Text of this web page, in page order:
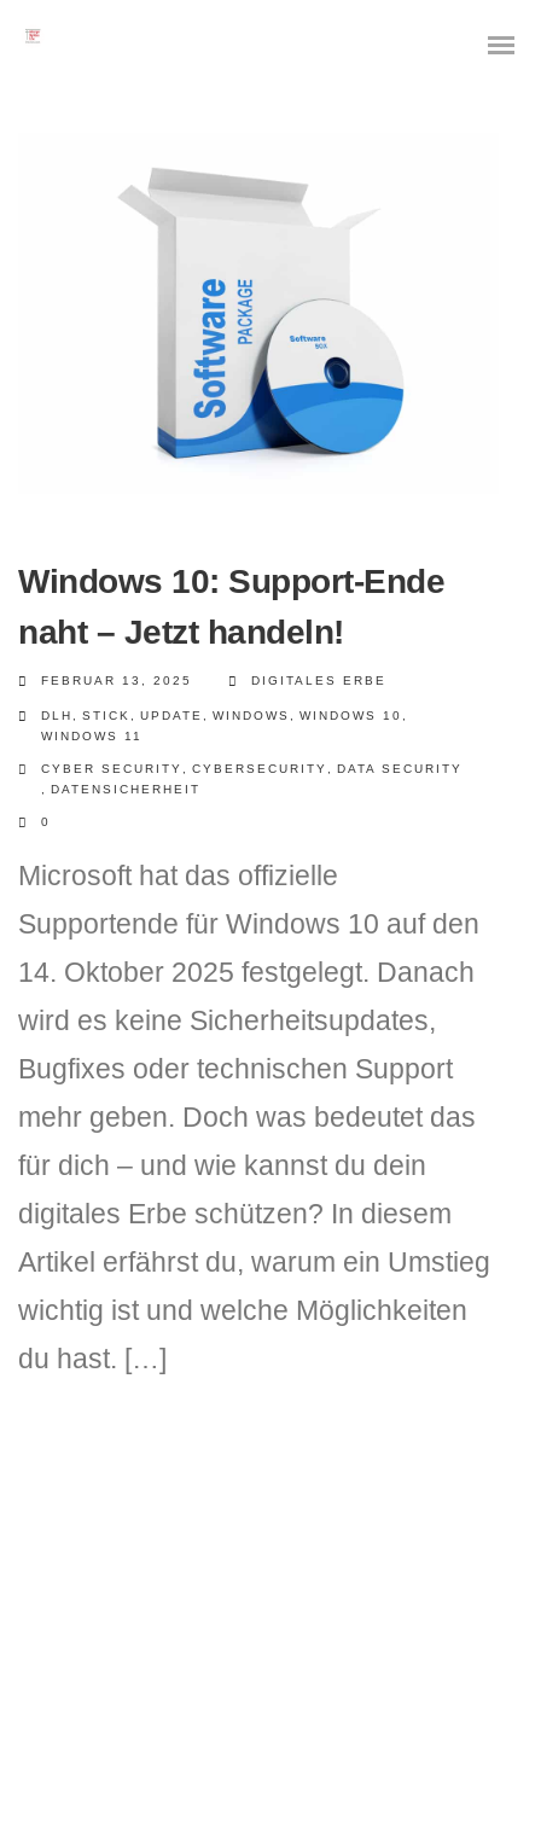
Das digitale Testament
Geräteanalyse und Datensicherung
Wie regeln Sie ihren digitalen Nachlass
DLH Stick – Sicherheitskonzept
DLH Stick Bedienungsanleitung
Videoanleitung und Manual
Versionsinformationen
Windows 10: Support-Ende
naht – Jetzt handeln!
FEBRUAR 13, 2025 DIGITALES ERBE
DLH STICK UPDATE WINDOWS WINDOWS 10
WINDOWS 11
CYBER SECURITY CYBERSECURITY
DATA SECURITY
DATENSICHERHEIT
0
Microsoft hat das offizielle
Supportende für Windows 10 auf den
14. Oktober 2025 festgelegt. Danach
wird es keine Sicherheitsupdates,
Bugfixes oder technischen Support
mehr geben. Doch was bedeutet das
für dich – und wie kannst du dein
digitales Erbe schützen? In diesem
Artikel erfährst du, warum ein Umstieg
wichtig ist und welche Möglichkeiten
du hast. […]